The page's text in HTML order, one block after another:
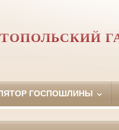
ГОСПОШЛИНЫ